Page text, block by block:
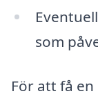
som
För att få